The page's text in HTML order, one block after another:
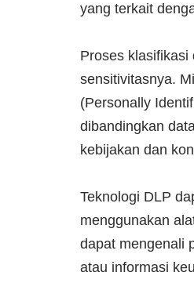
yang terkait
Proses
sensitivitasnya.
(Personally
dibandingkan
kebijakan dan
Teknologi DLP
menggunakan
dapat mengenali
atau informasi